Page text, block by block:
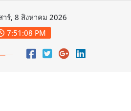
าร์, 8 สิงหาคม 2026
7:51:10 PM